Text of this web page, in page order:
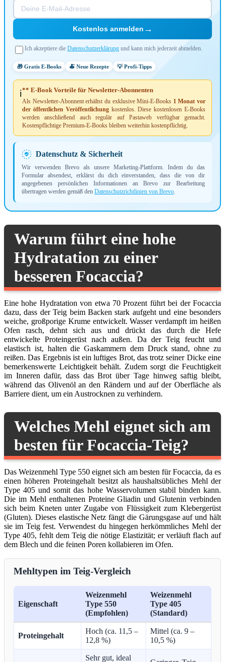
Kostenlos anmelden →
Ich akzeptiere die Datenschutzerklärung und kann mich jederzeit abmelden.
🎁 Gratis E-Books 🍝 Neue Rezepte 💡 Profi-Tipps
ℹ️** E-Book Vorteile für Newsletter-Abonnenten
Als Newsletter-Abonnent erhältst du exklusive Mini-E-Books 1 Monat vor
der öffentlichen Veröffentlichungkostenlos. Diese kostenlosen E-Books
werden anschließend auch regulär auf Pastaweb verfügbar gemacht.
Kostenpflichtige Premium-E-Books bleiben weiterhin kostenpflichtig.
Datenschutz & Sicherheit
Wir verwenden Brevo als unsere Marketing-Plattform. Indem du das
Formular absendest, erklärst du dich einverstanden, dass die von dir
angegebenen persönlichen Informationen an Brevo zur Bearbeitung
übertragen werden gemäß den Datenschutzrichtlinien von Brevo
Warum führt eine hohe
Hydratation zu einer
besseren Focaccia?
Eine hohe Hydratation von etwa 70 Prozent führt bei der Focaccia
dazu, dass der Teig beim Backen stark aufgeht und eine besonders
weiche, großporige Krume entwickelt. Wasser verdampft im heißen
Ofen rasch, dehnt sich aus und drückt das durch die Hefe
entwickelte Proteingerüst nach außen. Da der Teig feucht und
elastisch ist, halten die Gaskammern dem Druck stand, ohne zu
reißen. Das Ergebnis ist ein luftiges Brot, das trotz seiner Dicke eine
bemerkenswerte Leichtigkeit behält. Zudem sorgt die Feuchtigkeit
im Inneren dafür, dass das Brot über Tage hinweg saftig bleibt,
während das Olivenöl an den Rändern und auf der Oberfläche als
Barriere dient, um ein Austrocknen zu verhindern.
Welches Mehl eignet sich am
besten für Focaccia-Teig?
Das Weizenmehl Type 550 eignet sich am besten für Focaccia, da es
einen höheren Proteingehalt besitzt als haushaltsübliches Mehl der
Type 405 und somit das hohe Wasservolumen stabil binden kann.
Die im Mehl enthaltenen Proteine Gliadin und Glutenin verbinden
sich beim Kneten unter Zugabe von Flüssigkeit zum Klebergerüst
(Gluten). Dieses elastische Netz fängt die Gärungsgase auf und hält
sie im Teig fest. Verwendest du hingegen herkömmliches Mehl der
Type 405, fehlt dem Teig die nötige Elastizität; er verläuft flach auf
dem Blech und die feinen Poren kollabieren im Ofen.
Mehltypen im Teig-Vergleich
Eigenschaft
Weizenmehl
Type 550
(Empfohlen)
Weizenmehl
Type 405
(Standard)
Proteingehalt
Hoch (ca. 11,5 –
12,8 %)
Mittel (ca. 9 –
10,5 %)
Sehr gut, ideal